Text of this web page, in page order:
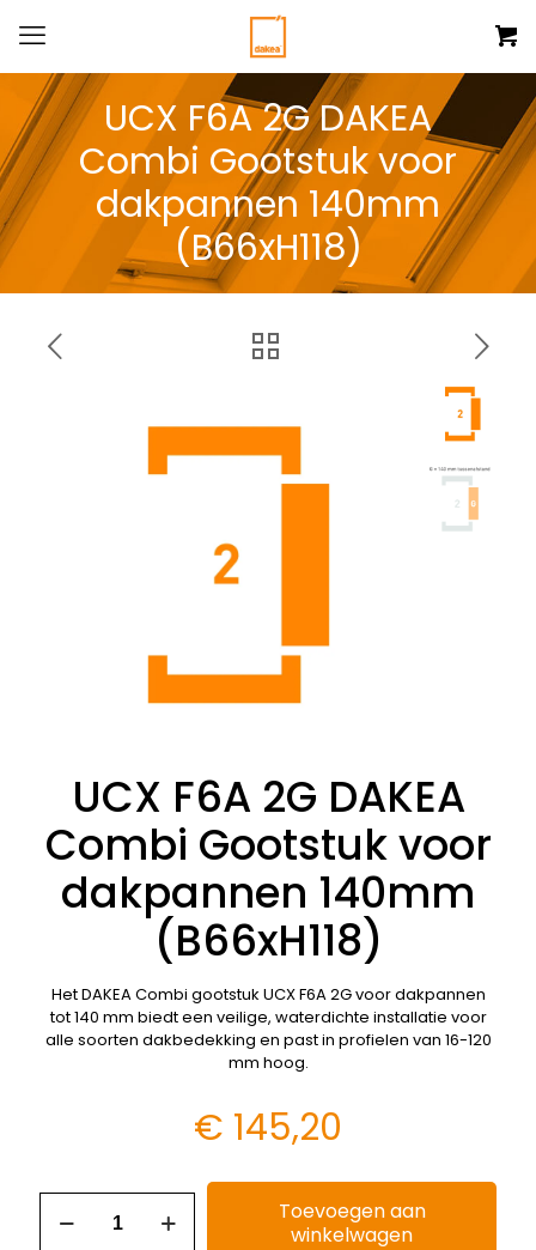
UCX F6A 2G DAKEA
Combi Gootstuk voor
dakpannen 140mm
(B66xH118)
UCX F6A 2G DAKEA
Combi Gootstuk voor
dakpannen 140mm
(B66xH118)
Het DAKEA Combi gootstuk UCX F6A 2G voor dakpannen
tot 140 mm biedt een veilige, waterdichte installatie voor
alle soorten dakbedekking en past in profielen van 16-120
mm hoog.
€ 145,20
Toevoegen aan
winkelwagen